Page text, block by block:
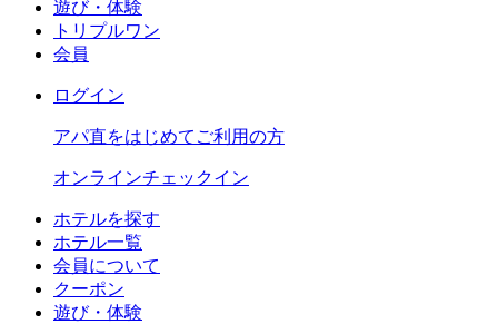
遊び・体験
トリプルワン
会員
ログイン
アパ直をはじめてご利用の方
オンラインチェックイン
ホテルを探す
ホテル一覧
会員について
クーポン
遊び・体験